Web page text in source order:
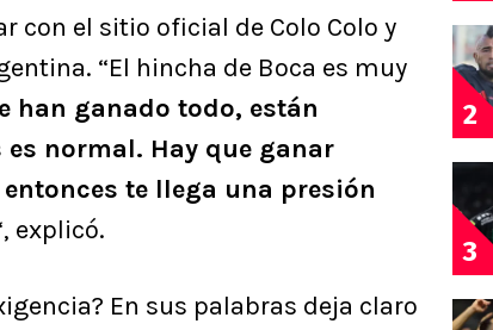
con el sitio oficial de Colo Colo y
“El hincha de Boca es muy
han ganado todo, están
normal. Hay que ganar
te llega una presión
explicó.
En sus palabras deja claro
2
3